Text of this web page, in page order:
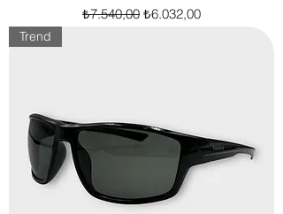
Normal Fiyat
₺7.540,00 İndirimli Fiyat
₺6.032,00
Trend